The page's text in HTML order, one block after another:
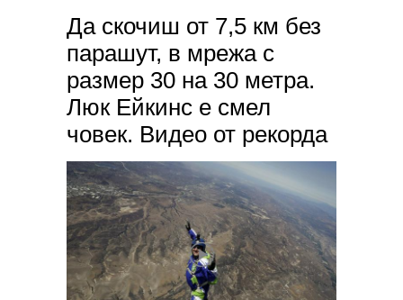
Да скочиш от 7,5 км без
парашут, в мрежа с
размер 30 на 30 метра.
Люк Ейкинс е смел
човек. Видео от рекорда